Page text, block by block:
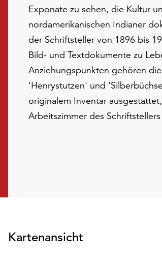
Exponate zu sehen, die Kultur
nordamerikanischen Indianer
der Schriftsteller von 1896 bis
Bild- und Textdokumente zu
Anziehungspunkten gehören
'Henrystutzen' und
originalem Inventar
Arbeitszimmer des
Kartenansicht